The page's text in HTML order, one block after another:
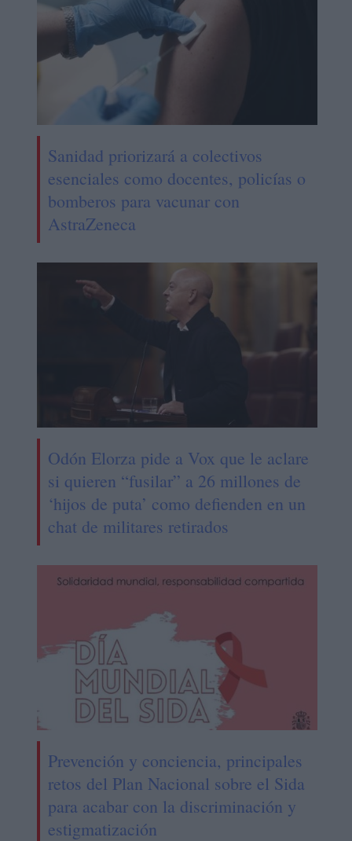
Sanidad priorizará a colectivos
esenciales como docentes, policías o
bomberos para vacunar con
AstraZeneca
Odón Elorza pide a Vox que le aclare
si quieren “fusilar” a 26 millones de
‘hijos de puta’ como defienden en un
chat de militares retirados
Prevención y conciencia, principales
retos del Plan Nacional sobre el Sida
para acabar con la discriminación y
estigmatización